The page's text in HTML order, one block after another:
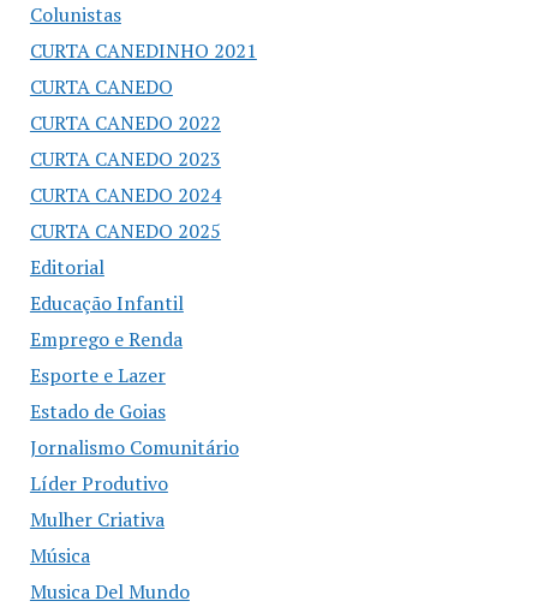
Colunistas
CURTA CANEDINHO 2021
CURTA CANEDO
CURTA CANEDO 2022
CURTA CANEDO 2023
CURTA CANEDO 2024
CURTA CANEDO 2025
Editorial
Educação Infantil
Emprego e Renda
Esporte e Lazer
Estado de Goias
Jornalismo Comunitário
Líder Produtivo
Mulher Criativa
Música
Musica Del Mundo